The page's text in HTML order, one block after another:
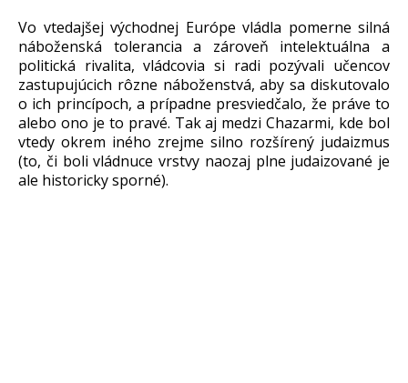
Vo vtedajšej východnej Európe vládla pomerne silná
náboženská tolerancia a zároveň intelektuálna a
politická rivalita, vládcovia si radi pozývali učencov
zastupujúcich rôzne náboženstvá, aby sa diskutovalo
o ich princípoch, a prípadne presviedčalo, že práve to
alebo ono je to pravé. Tak aj medzi Chazarmi, kde bol
vtedy okrem iného zrejme silno rozšírený judaizmus
(to, či boli vládnuce vrstvy naozaj plne judaizované je
ale historicky sporné).